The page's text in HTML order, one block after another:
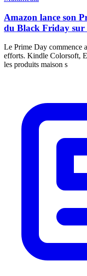
Amazon lance son
du Black Friday
Le Prime Day commence
efforts. Kindle Colorsoft,
les produits maison s